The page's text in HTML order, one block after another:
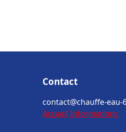
Contact
contact@chauffe-eau-
Accueil Informations